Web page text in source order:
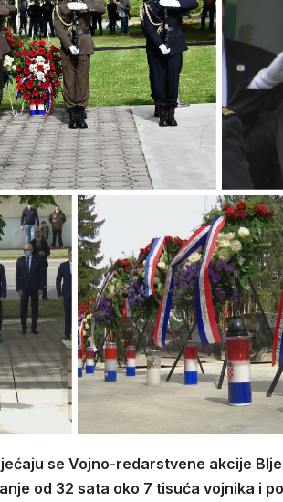
se Vojno-redarstvene akcije
od 32 sata oko 7 tisuća vojnika i